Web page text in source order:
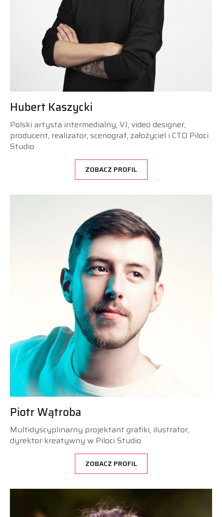
Hubert Kaszycki
Polski artysta intermedialny, VJ, video designer,
producent, realizator, scenograf, założyciel i CTO Piloci
Studio
ZOBACZ PROFIL
Piotr Wątroba
Multidyscyplinarny projektant grafiki, ilustrator,
dyrektor kreatywny w Piloci Studio
ZOBACZ PROFIL